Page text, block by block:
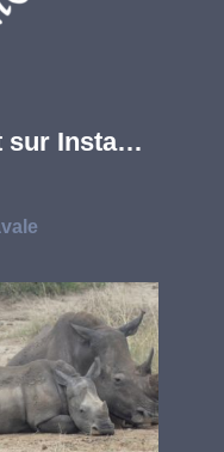
sur Insta…